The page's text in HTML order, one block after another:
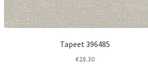
Tapeet 396485
€28.30